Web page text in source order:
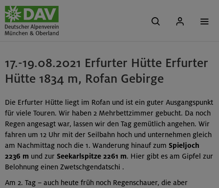
17.-19.08.2021 Erfurter Hütte Erfurter
Hütte 1834 m, Rofan Gebirge
Die Erfurter Hütte liegt im Rofan und ist ein guter Ausgangspunkt
für viele Touren. Wir haben 2 Mehrbettzimmer gebucht. Da noch
Regen angesagt war, lassen wir den Tag gemütlich angehen. Wir
fahren um 12 Uhr mit der Seilbahn hoch und unternehmen gleich
am Nachmittag noch die 1. Wanderung hinauf zum Spieljoch
2236 m und zur Seekarlspitze 2261 m. Hier gibt es am Gipfel zur
Belohnung einen Zwetschgendatschi .
Am 2. Tag – auch heute früh noch Regenschauer, die aber